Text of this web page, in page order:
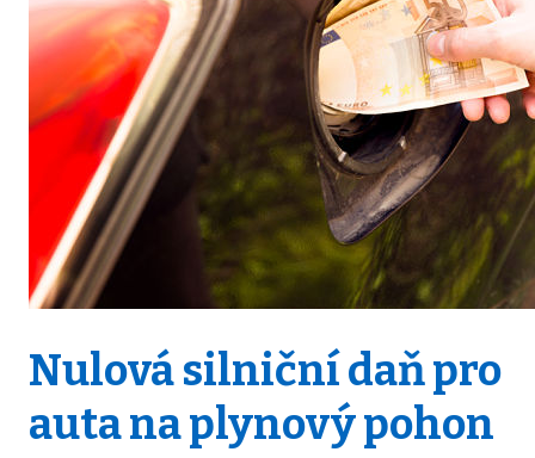
Nulová silniční daň pro
auta na plynový pohon